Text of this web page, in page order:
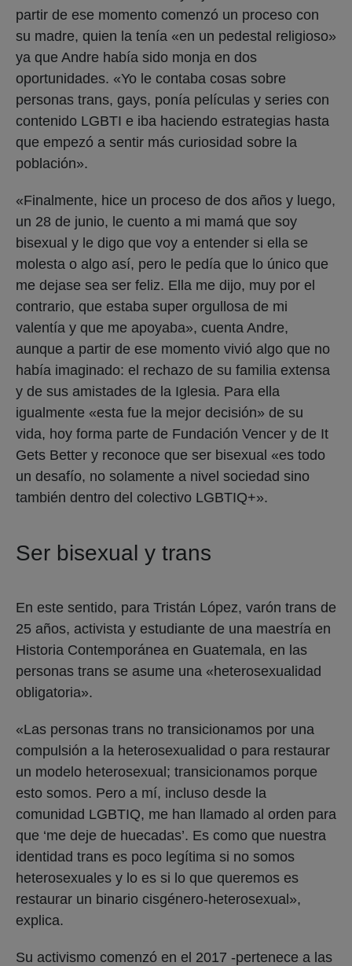
partir de ese momento comenzó un proceso con
su madre, quien la tenía «en un pedestal religioso»
ya que Andre había sido monja en dos
oportunidades. «Yo le contaba cosas sobre
personas trans, gays, ponía películas y series con
contenido LGBTI e iba haciendo estrategias hasta
que empezó a sentir más curiosidad sobre la
población».
«Finalmente, hice un proceso de dos años y luego,
un 28 de junio, le cuento a mi mamá que soy
bisexual y le digo que voy a entender si ella se
molesta o algo así, pero le pedía que lo único que
me dejase sea ser feliz. Ella me dijo, muy por el
contrario, que estaba super orgullosa de mi
valentía y que me apoyaba», cuenta Andre,
aunque a partir de ese momento vivió algo que no
había imaginado: el rechazo de su familia extensa
y de sus amistades de la Iglesia. Para ella
igualmente «esta fue la mejor decisión» de su
vida, hoy forma parte de Fundación Vencer y de It
Gets Better y reconoce que ser bisexual «es todo
un desafío, no solamente a nivel sociedad sino
también dentro del colectivo LGBTIQ+».
Ser bisexual y trans
En este sentido, para Tristán López, varón trans de
25 años, activista y estudiante de una maestría en
Historia Contemporánea en Guatemala, en las
personas trans se asume una «heterosexualidad
obligatoria».
«Las personas trans no transicionamos por una
compulsión a la heterosexualidad o para restaurar
un modelo heterosexual; transicionamos porque
esto somos. Pero a mí, incluso desde la
comunidad LGBTIQ, me han llamado al orden para
que ‘me deje de huecadas’. Es como que nuestra
identidad trans es poco legítima si no somos
heterosexuales y lo es si lo que queremos es
restaurar un binario cisgénero-heterosexual»,
explica.
Su activismo comenzó en el 2017 -pertenece a las